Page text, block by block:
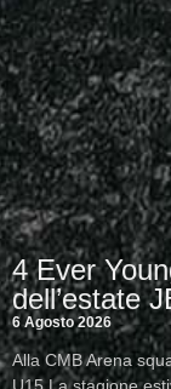
4 Ever
dell’estate
6 Agosto 2026
Alla CMB Arena